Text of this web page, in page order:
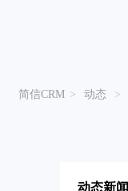
简信CRM > 动态 >
动态新闻